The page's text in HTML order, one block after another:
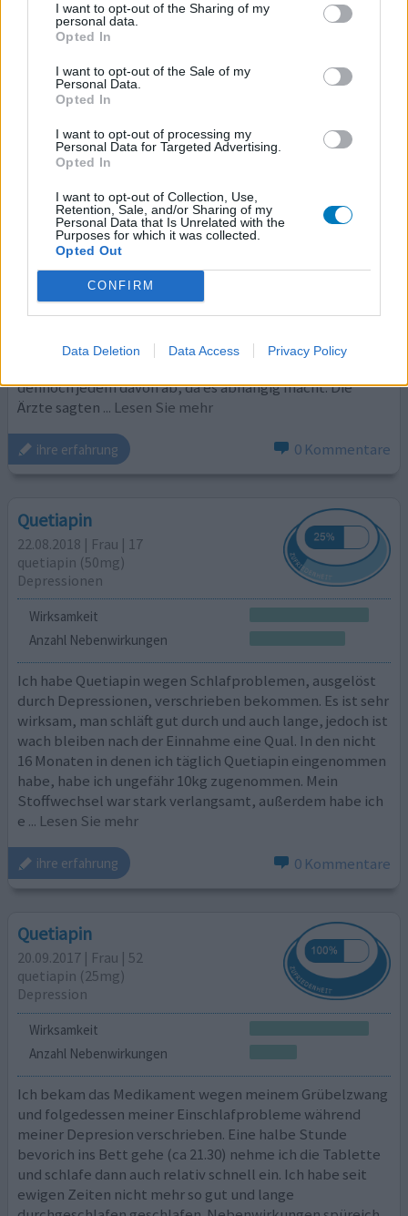
I want to opt-out of the Sharing of my
personal data.
Opted In
I want to opt-out of the Sale of my
Personal Data.
Opted In
I want to opt-out of processing my
Personal Data for Targeted Advertising.
Opted In
I want to opt-out of Collection, Use,
Retention, Sale, and/or Sharing of my
Personal Data that Is Unrelated with the
Purposes for which it was collected.
Opted Out
CONFIRM
Data Deletion Data Access Privacy Policy
ihre erfahrung
Quetiapin
14.05.2019 | Frau | 19
quetiapin (25)
Depressionen
Wirksamkeit
Anzahl Nebenwirkungen
An sich hatte ich während der Einnahme von Quetiapin
keine Nebenwirkungen. Beim Beginn der Einnahme hat
es einen total bescheuert gemacht. Ich war total
Toilette. Nach einer Woche hat sich das dann gelegt und
dennoch jedem davon ab, da es abhängig macht. Die
Ärzte sagten ... Lesen Sie mehr
ihre erfahrung 0 Kommentare
Quetiapin
22.08.2018 | Frau | 17
quetiapin (50mg)
Depressionen
Wirksamkeit
Anzahl Nebenwirkungen
Ich habe Quetiapin wegen Schlafproblemen, ausgelöst
durch Depressionen, verschrieben bekommen. Es ist sehr
wirksam, man schläft gut durch und auch lange, jedoch ist
wach bleiben nach der Einnahme eine Qual. In den nicht
16 Monaten in denen ich täglich Quetiapin eingenommen
habe, habe ich ungefähr 10kg zugenommen. Mein
Stoffwechsel war stark verlangsamt, außerdem habe ich
e ... Lesen Sie mehr
ihre erfahrung 0 Kommentare
Quetiapin
20.09.2017 | Frau | 52
quetiapin (25mg)
Depression
Wirksamkeit
Anzahl Nebenwirkungen
Ich bekam das Medikament wegen meinem Grübelzwang
und folgedessen meiner Einschlafprobleme während
meiner Depresion verschrieben. Eine halbe Stunde
bevorich ins Bett gehe (ca 21.30) nehme ich die Tablette
und schlafe dann auch relativ schnell ein. Ich habe seit
ewigen Zeiten nicht mehr so gut und lange